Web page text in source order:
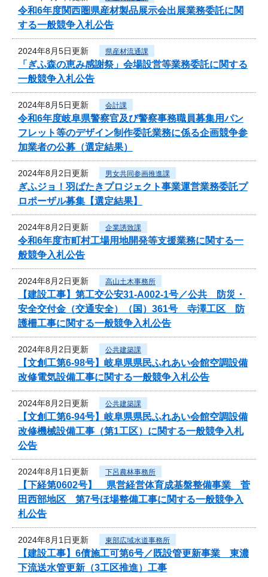
令和6年度関西圏県産材製品展示会出展業務委託に関
する一般競争入札公告
2024年8月5日更新 県産材流通課
「ぎふ森の恵み感謝祭」会場設営等業務委託に関する
一般競争入札公告
2024年8月5日更新 会計課
令和6年度岐阜県警察官及び警察事務職員募集用パン
フレット等のデザイン制作委託業務に係る企画競争参
加業者の公募（選定結果）
2024年8月2日更新 男女共同参画推進課
ぎふジョ！羽ばたきプロジェクト事業運営業務委託プ
ロポーザル募集【選定結果】
2024年8月2日更新 企業誘致課
令和6年度市町村工場用地開発等支援業務に関する一
般競争入札公告
2024年8月2日更新 高山土木事務所
【建設工事】第工交公安31-A002-1号／公共 防災・
安全交付金（交通安全）（国）361号 寺澤工区 防
護柵工事に関する一般競争入札公告
2024年8月2日更新 公共建築課
【文創工第6-98号】岐阜県県民ふれあい会館空調設備
改修電気設備工事に関する一般競争入札公告
2024年8月2日更新 公共建築課
【文創工第6-94号】岐阜県県民ふれあい会館空調設備
改修機械設備工事（第1工区）に関する一般競争入札
公告
2024年8月1日更新 下呂農林事務所
【下経第0602号】 県営経営体育成基盤整備事業 菅
田西部地区 第7号ほ場整備工事に関する一般競争入
札公告
2024年8月1日更新 東部広域水道事務所
【建設工事】6債施工可第6号／既設管更新事業 東濃
下流送水管更新（3工区推進）工事